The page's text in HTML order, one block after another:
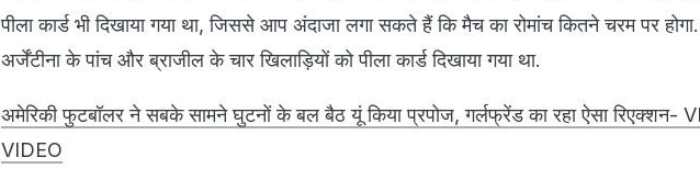
पीला कार्ड भी दिखाया गया था, जिससे आप अंदाजा लगा सकते हैं कि मैच का रोमांच कितने चरम पर
अर्जेंटीना के पांच और ब्राजील के चार खिलाड़ियों को पीला कार्ड दिखाया गया था.
अमेरिकी फुटबॉलर ने सबके सामने घुटनों के बल बैठ यूं किया प्रपोज, गर्लफ्रेंड का रहा ऐसा रिएक्शन-
VIDEO